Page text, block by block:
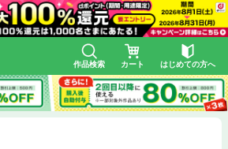
作品検索 カート はじめての方へ